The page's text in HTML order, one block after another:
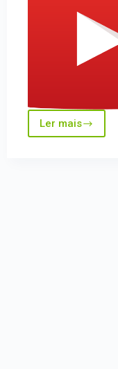
Ler maisBalanço
das